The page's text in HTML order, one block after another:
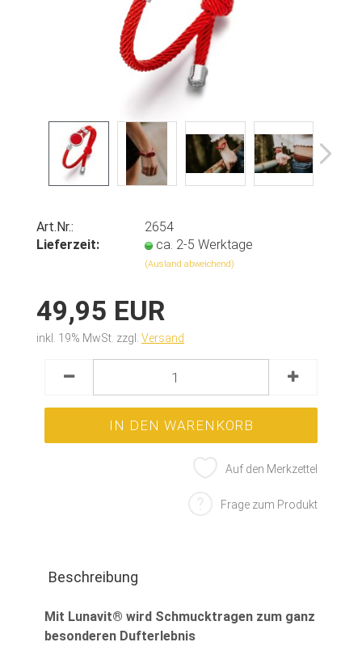
Art.Nr.:
2654
Lieferzeit:
ca. 2-5 Werktage
(Ausland abweichend)
49,95 EUR
inkl. 19% MwSt. zzgl. Versand
Auf den Merkzettel
Frage zum Produkt
Beschreibung
Mit Lunavit® wird Schmucktragen zum ganz
besonderen Dufterlebnis